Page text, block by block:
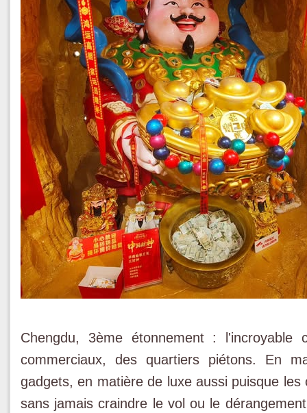
Chengdu, 3ème étonnement :
commerciaux, des quartiers piétons. En
gadgets, en matière de luxe aussi puisque
sans jamais craindre le vol ou le